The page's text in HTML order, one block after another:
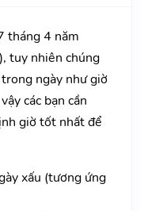
tháng 4 năm
tuy nhiên chúng
ngày như giờ
các bạn cần
giờ tốt nhất để
xấu (tương ứng